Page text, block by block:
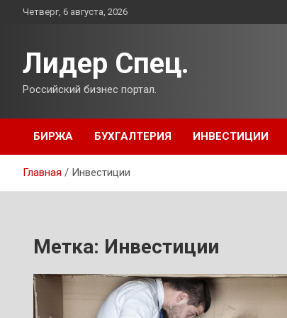
ПерейтиЧетверг, 6 августа, 2026
Лидер Спец.
Российский бизнес портал.
БИРЖА БУХГАЛТЕРИЯ ИНВЕСТИЦИИ
Главная Инвестиции
Метка: Инвестиции